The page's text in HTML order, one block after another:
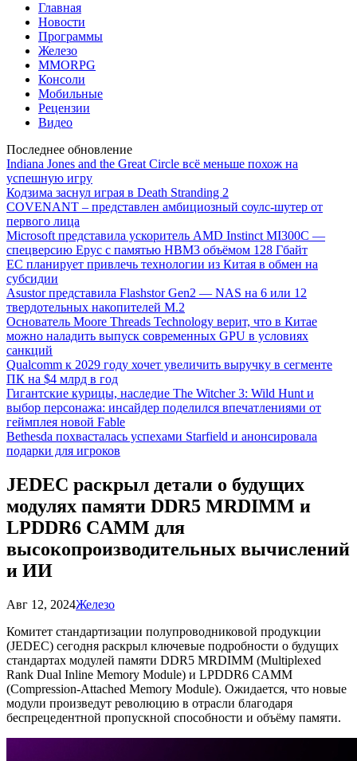
Главная
Новости
Программы
Железо
MMORPG
Консоли
Мобильные
Рецензии
Видео
Последнее обновление
Indiana Jones and the Great Circle всё меньше похож на
успешную игру
Кодзима заснул играя в Death Stranding 2
COVENANT – представлен амбициозный соулс-шутер от
первого лица
Microsoft представила ускоритель AMD Instinct MI300C —
спецверсию Epyc с памятью HBM3 объёмом 128 Гбайт
ЕС планирует привлечь технологии из Китая в обмен на
субсидии
Asustor представила Flashstor Gen2 — NAS на 6 или 12
твердотельных накопителей M.2
Основатель Moore Threads Technology верит, что в Китае
можно наладить выпуск современных GPU в условиях
санкций
Qualcomm к 2029 году хочет увеличить выручку в сегменте
ПК на $4 млрд в год
Гигантские курицы, наследие The Witcher 3: Wild Hunt и
выбор персонажа: инсайдер поделился впечатлениями от
геймплея новой Fable
Bethesda похвасталась успехами Starfield и анонсировала
подарки для игроков
JEDEC раскрыл детали о будущих
модулях памяти DDR5 MRDIMM и
LPDDR6 CAMM для
высокопроизводительных вычислений
и ИИ
Авг 12, 2024Железо
Комитет стандартизации полупроводниковой продукции
(JEDEC) сегодня раскрыл ключевые подробности о будущих
стандартах модулей памяти DDR5 MRDIMM (Multiplexed
Rank Dual Inline Memory Module) и LPDDR6 CAMM
(Compression-Attached Memory Module). Ожидается, что новые
модули произведут революцию в отрасли благодаря
беспрецедентной пропускной способности и объёму памяти.